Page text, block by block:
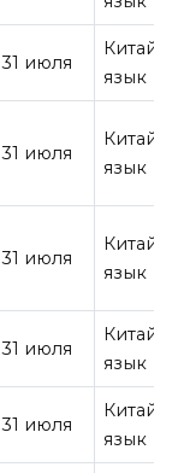
31 июля
язык
31 июля
язык
31 июля
язык
31 июля
язык
31 июля
язык